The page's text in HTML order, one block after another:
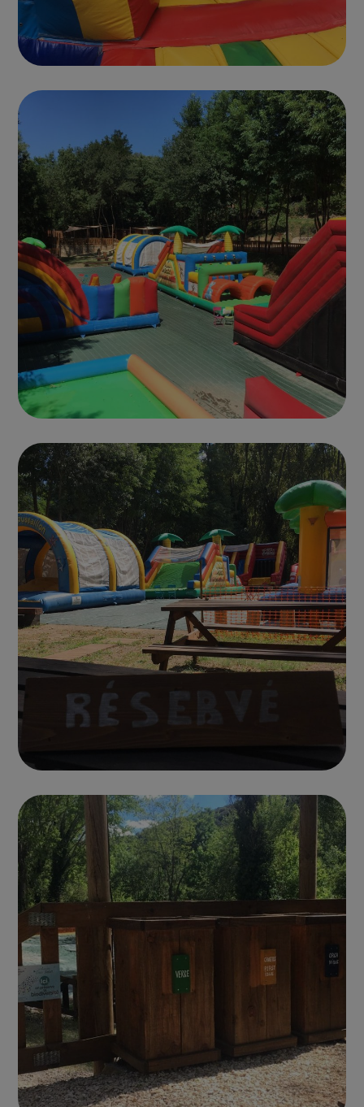
Photo parc 11
CHÂTEAUX GONFLABLES
Photo parc 12
CHÂTEAUX GONFLABLES
Photo parc 15
PRIVATISATION